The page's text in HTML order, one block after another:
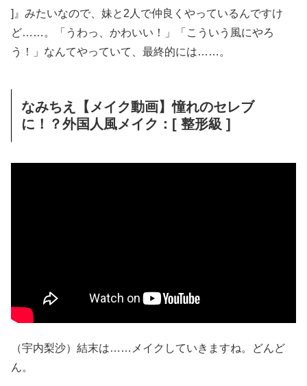
]』みたいなので、妹と2人で仲良くやっているんですけ
ど……。「うわっ、かわいい！」「こういう風にやろ
う！」なんてやっていて、最終的には……。
なみちえ【メイク動画】憧れのセレブ
に！？外国人風メイク：[ 整形級 ]
（宇内梨沙）結末は……メイクしていきますね。どんど
ん。